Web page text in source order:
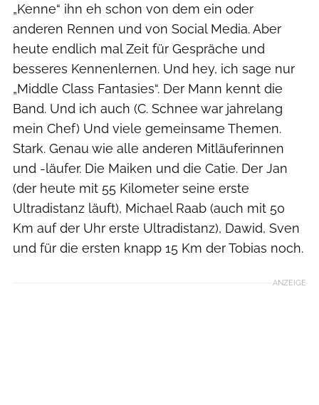
„Kenne“ ihn eh schon von dem ein oder
anderen Rennen und von Social Media. Aber
heute endlich mal Zeit für Gespräche und
besseres Kennenlernen. Und hey, ich sage nur
„Middle Class Fantasies“. Der Mann kennt die
Band. Und ich auch (C. Schnee war jahrelang
mein Chef) Und viele gemeinsame Themen.
Stark. Genau wie alle anderen Mitläuferinnen
und -läufer. Die Maiken und die Catie. Der Jan
(der heute mit 55 Kilometer seine erste
Ultradistanz läuft), Michael Raab (auch mit 50
Km auf der Uhr erste Ultradistanz), Dawid, Sven
und für die ersten knapp 15 Km der Tobias noch.
ANZEIGE